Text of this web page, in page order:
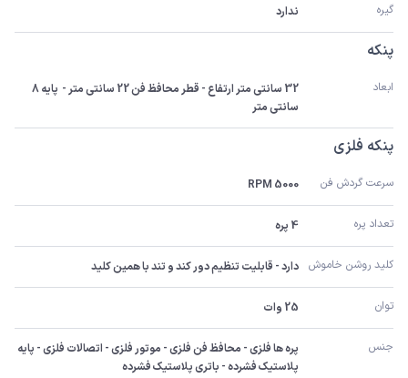
گیره ندارد
پنکه
ابعاد
سانتی متر
پنکه فلزی
سرعت گردش فن 5000 RPM
تعداد پره 4 پره
کلید روشن خاموش دارد - قابلیت تنظیم دور کند و تند با همین کلید
توان 25 وات
جنس
پلاستیک فشرده - باتری پلاستیک فشرده